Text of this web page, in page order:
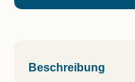
Beschreibung